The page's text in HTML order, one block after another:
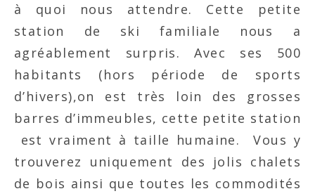
à quoi nous attendre. Cette petite
station de ski familiale nous a
agréablement surpris. Avec ses 500
habitants (hors période de sports
d’hivers),on est très loin des grosses
barres d’immeubles, cette petite station
est vraiment à taille humaine.
Vous y
trouverez uniquement des jolis chalets
de bois ainsi que toutes les commodités